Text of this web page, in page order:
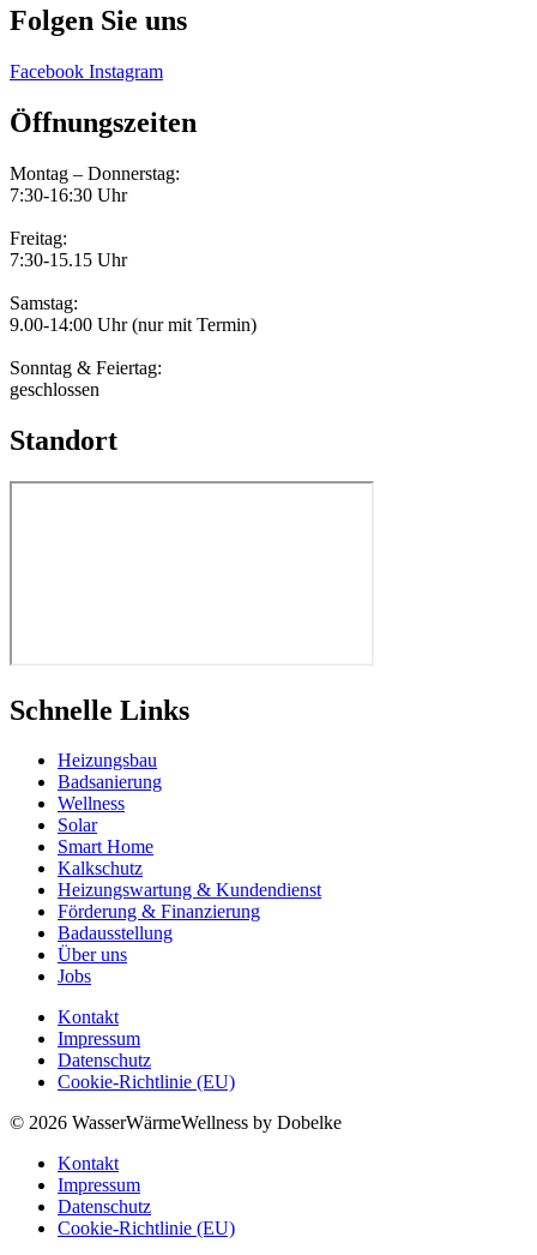
Folgen Sie uns
Facebook Instagram
Öffnungszeiten
Montag – Donnerstag:
7:30-16:30 Uhr
Freitag:
7:30-15.15 Uhr
Samstag:
9.00-14:00 Uhr (nur mit Termin)
Sonntag & Feiertag:
geschlossen
Standort
Schnelle Links
Heizungsbau
Badsanierung
Wellness
Solar
Smart Home
Kalkschutz
Heizungswartung & Kundendienst
Förderung & Finanzierung
Badausstellung
Über uns
Jobs
Kontakt
Impressum
Datenschutz
Cookie-Richtlinie (EU)
© 2026 WasserWärmeWellness by Dobelke
Kontakt
Impressum
Datenschutz
Cookie-Richtlinie (EU)